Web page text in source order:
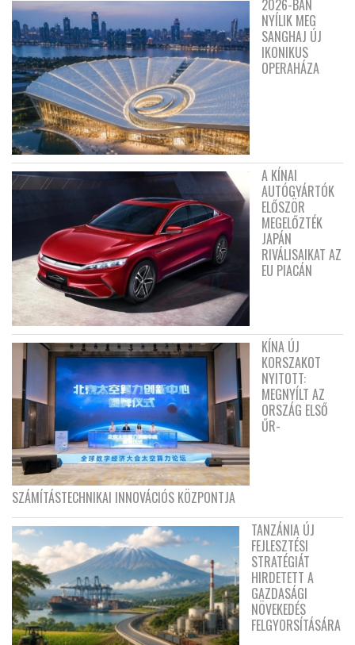
2026-BAN
NYÍLIK MEG
SANGHAJ ÚJ
IKONIKUS
OPERAHÁZA
A KÍNAI
AUTÓGYÁRTÓK
ELŐSZÖR
MEGELŐZTÉK
JAPÁN
RIVÁLISAIKAT AZ
EU PIACÁN
KÍNA ÚJ
KORSZAKOT
NYITOTT:
MEGNYÍLT AZ
ORSZÁG ELSŐ
ŰR-
SZÁMÍTÁSTECHNIKAI INNOVÁCIÓS KÖZPONTJA
TANZÁNIA ÚJ
FEJLESZTÉSI
STRATÉGIÁT
HIRDETETT A
GAZDASÁGI
NÖVEKEDÉS
FELGYORSÍTÁSÁRA